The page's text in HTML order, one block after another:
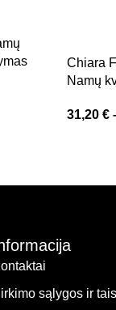
Chiara
Namų
31,20 €
sąlygos ir